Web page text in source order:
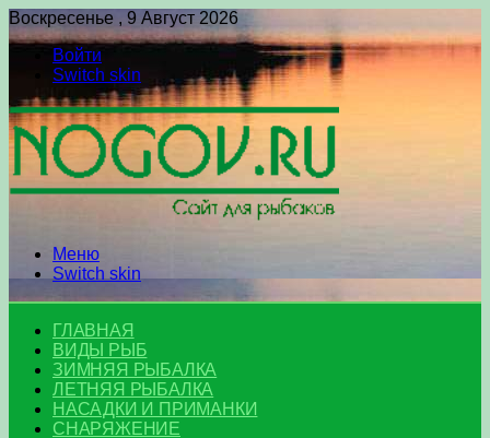
Воскресенье , 9 Август 2026
Войти
Switch skin
Меню
Switch skin
ГЛАВНАЯ
ВИДЫ РЫБ
ЗИМНЯЯ РЫБАЛКА
ЛЕТНЯЯ РЫБАЛКА
НАСАДКИ И ПРИМАНКИ
СНАРЯЖЕНИЕ